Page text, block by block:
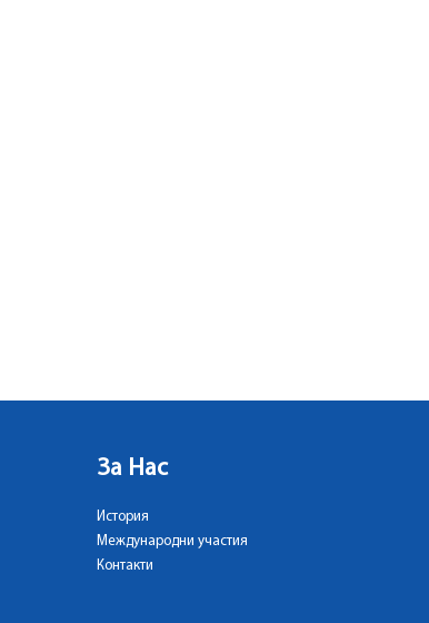
За Нас
История
Международни участия
Контакти